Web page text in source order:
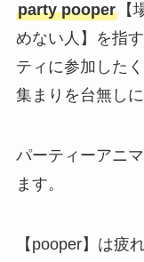
party pooper【
めない人】を指
ティに参加した
集まりを台無し
パーティーアニ
ます。
【pooper】は疲